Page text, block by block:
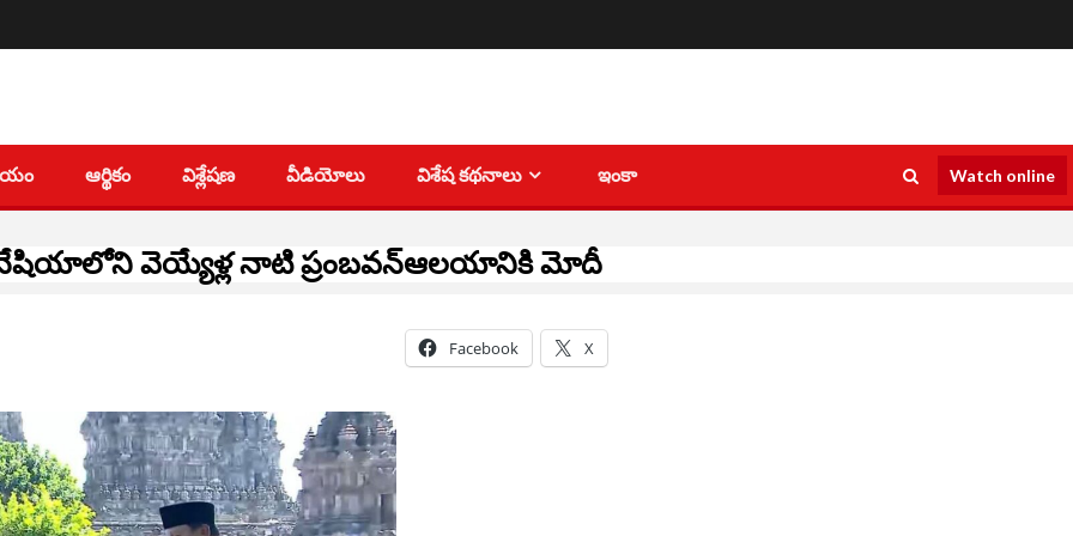
ఆర్థికం విశ్లేషణ వీడియోలు విశేష కథనాలు ఇంకా Watch online
వెయ్యేళ్ల నాటి ప్రంబవన్ఆలయానికి మోదీ
Facebook X